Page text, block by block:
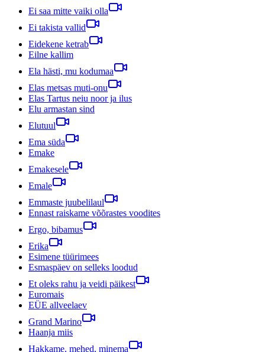
Ei saa mitte vaiki olla
Ei takista vallid
Eidekene ketrab
Eilne kallim
Ela hästi, mu kodumaa
Elas metsas muti-onu
Elas Tartus neiu noor ja ilus
Elu armastan sind
Elutuul
Ema süda
Emake
Emakesele
Emale
Emmaste juubelilaul
Ennast raiskame võõrastes voodites
Ergo, bibamus
Erika
Esimene tüürimees
Esmaspäev on selleks loodud
Et oleks rahu ja veidi päikest
Euromais
EÜE allveelaev
Grand Marino
Haanja miis
Hakkame, mehed, minema